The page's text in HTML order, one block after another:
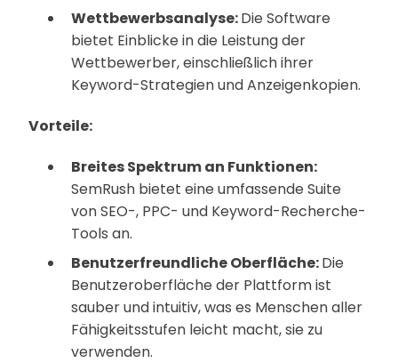
Wettbewerbsanalyse:Die Software
bietet Einblicke in die Leistung der
Wettbewerber, einschließlich ihrer
Keyword-Strategien und Anzeigenkopien.
Vorteile:
Breites Spektrum an Funktionen:
SemRush bietet eine umfassende Suite
von SEO-, PPC- und Keyword-Recherche-
Tools an.
Benutzerfreundliche Oberfläche:Die
Benutzeroberfläche der Plattform ist
sauber und intuitiv, was es Menschen aller
Fähigkeitsstufen leicht macht, sie zu
verwenden.